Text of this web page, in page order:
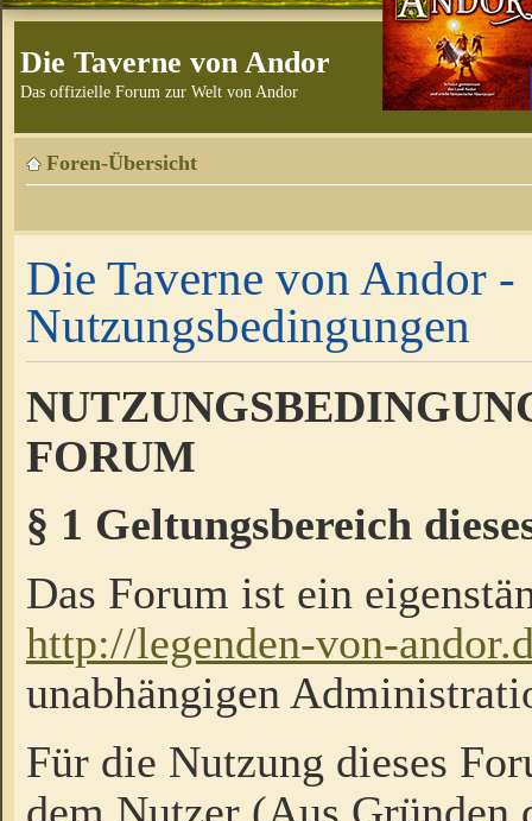
Die Taverne von Andor
Das offizielle Forum zur Welt von Andor
Foren-Übersicht
Die Taverne von Andor -
Nutzungsbedingungen
FORUM
§ 1 Geltungsbereich
Das Forum ist ein
http://legenden-von-
unabhängigen
Für die Nutzung dieses
dem Nutzer (Aus Gründen